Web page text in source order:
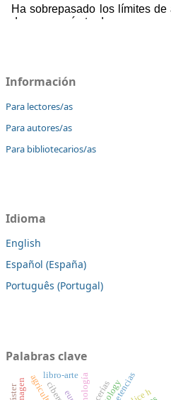
Información
Para lectores/as
Para autores/as
Para bibliotecarios/as
Idioma
English
Español (España)
Português (Portugal)
Palabras clave
lacerías
libro-arte